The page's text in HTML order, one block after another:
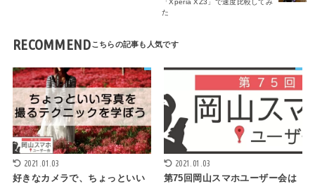
「Xperia XZ3」で速度比較してみ
た
RECOMMEND
2021.01.03
好きなカメラで、ちょっといい
2021.01.03
第75回岡山スマホユーザー会は